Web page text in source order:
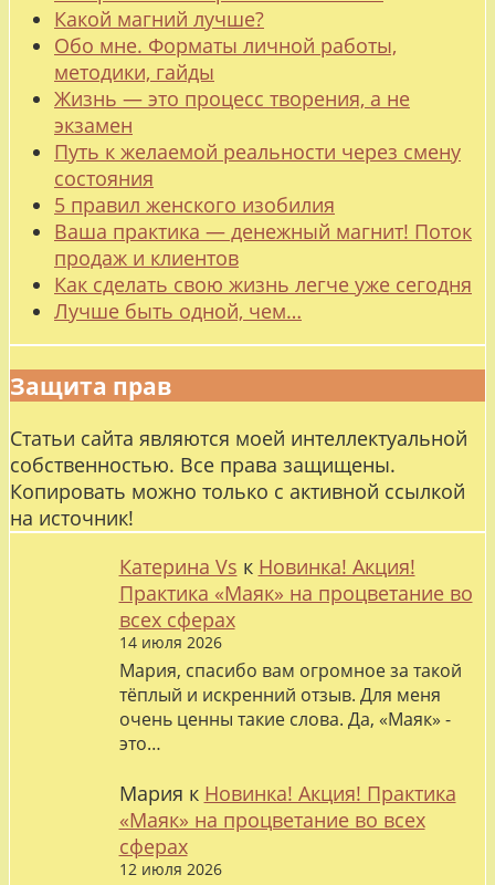
Какой магний лучше?
Обо мне. Форматы личной работы,
методики, гайды
Жизнь — это процесс творения, а не
экзамен
Путь к желаемой реальности через смену
состояния
5 правил женского изобилия
Ваша практика — денежный магнит! Поток
продаж и клиентов
Как сделать свою жизнь легче уже сегодня
Лучше быть одной, чем…
Защита прав
Статьи сайта являются моей интеллектуальной
собственностью. Все права защищены.
Копировать можно только с активной ссылкой
на источник!
Катерина Vs к Новинка! Акция!
Практика «Маяк» на процветание во
всех сферах
14 июля 2026
Мария, спасибо вам огромное за такой
тёплый и искренний отзыв. Для меня
очень ценны такие слова. Да, «Маяк» -
это…
Мария к Новинка! Акция! Практика
«Маяк» на процветание во всех
сферах
12 июля 2026